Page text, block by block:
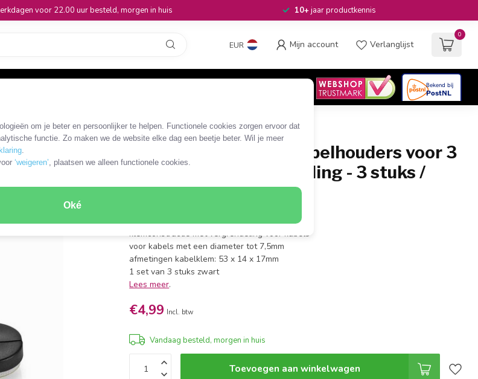
om je beter en persoonlijker te helpen. Functionele cookies zorgen ervoor dat
functie. Zo maken we de website elke dag een beetje beter. Wil je meer
.
‘weigeren’, plaatsen we alleen functionele cookies.
Oké
voor 22.00 uur besteld, morgen in huis 10+jaar productkennis
EUR Mijn account Verlanglijst
0
zwart
CMGC22033BK
Nedis zelfklevende kabelhouders voor 3
kabels met vergrendeling - 3 stuks /
zwart
zelfklevende kabelklemmen voor 3 kabels
klemconstructie met vergrendeling voor kabels
voor kabels met een diameter tot 7,5mm
afmetingen kabelklem: 53 x 14 x 17mm
1 set van 3 stuks zwart
Lees meer.
€4,99 Incl. btw
Vandaag besteld, morgen in huis
Toevoegen aan winkelwagen